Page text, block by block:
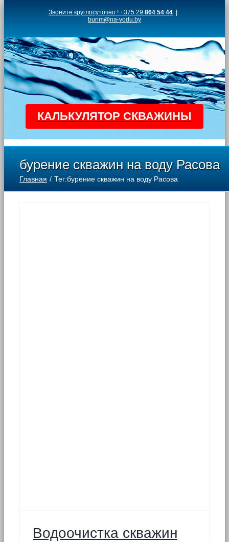
content
Звоните круглосуточно ! +375 29 864 54 44
burim@na-vodu.by
КАЛЬКУЛЯТОР СКВАЖИНЫ
бурение скважин на воду Расова
Главная Тег:бурение скважин на воду Расова
Водоочистка скважин